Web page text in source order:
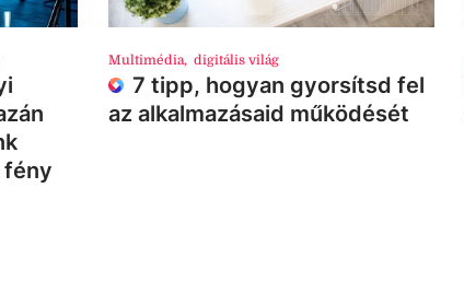
fény
Multimédia, digitális világ
7 tipp, hogyan gyorsítsd fel
az alkalmazásaid működését